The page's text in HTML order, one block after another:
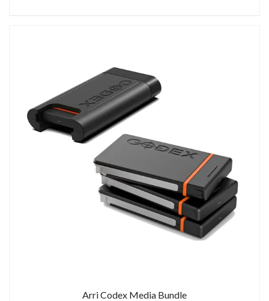
Arri Codex Media Bundle